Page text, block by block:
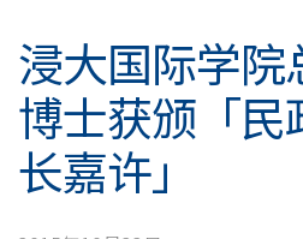
学
院
总
浸大国际学院
博士获颁「民
长嘉许」